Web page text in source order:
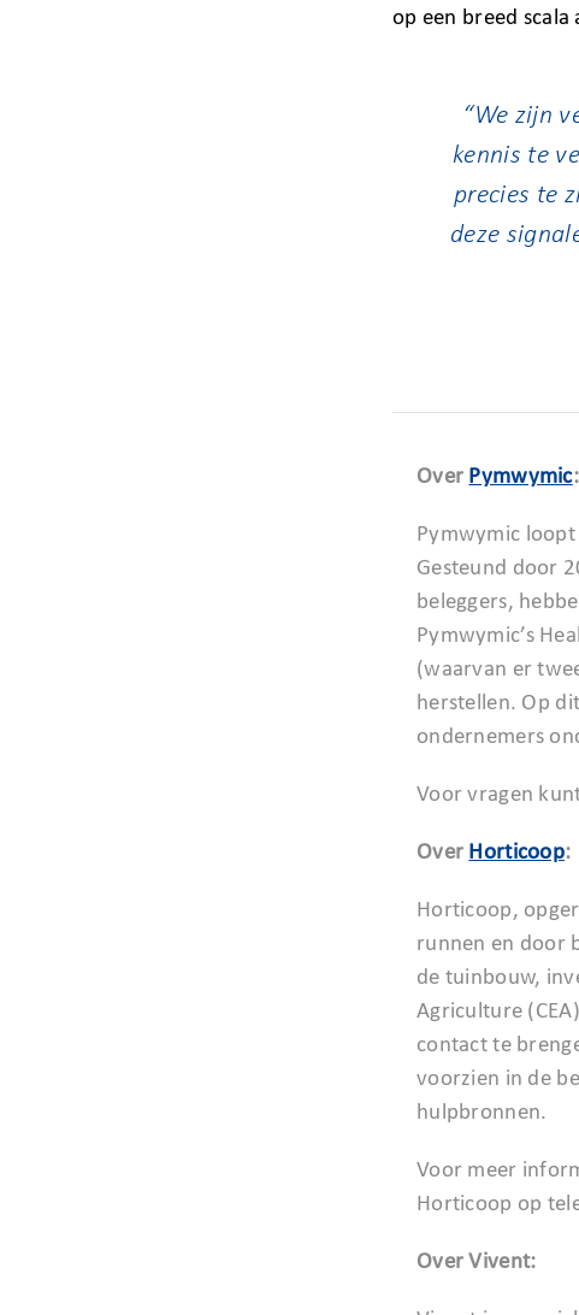
op een breed scala
“We zijn
kennis te
precies te
deze
Over Pymwymic:
Pymwymic
Gesteund door
beleggers,
Pymwymic’s
(waarvan er
herstellen. Op
ondernemers
Voor vragen
Over Horticoop:
Horticoop,
runnen en door
de tuinbouw,
Agriculture
contact te
voorzien in de
hulpbronnen.
Voor meer
Horticoop op
Over Vivent: